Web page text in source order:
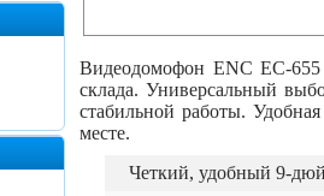
Видеодомофон ENC EC-655
склада. Универсальный
стабильной работы.
месте.
Четкий, удобный 9-